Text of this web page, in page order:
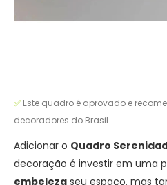
✅ Este quadro é aprovado e
decoradores do Brasil.
Adicionar o Quadro
decoração é investir em uma
embeleza seu espaço, mas